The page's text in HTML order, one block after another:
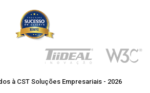
à CST Soluções Empresariais - 2026